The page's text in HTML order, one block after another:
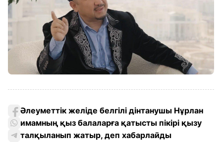
Әлеуметтік желіде белгілі дінтанушы Нұрлан
имамның қыз балаларға қатысты пікірі қызу
талқыланып жатыр, деп хабарлайды